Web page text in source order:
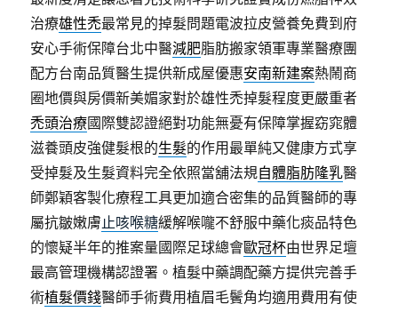
治療雄性禿最常見的掉髮問題電波拉皮營養免費到府
安心手術保障台北中醫減肥脂肪搬家領軍專業醫療團
配方台南品質醫生提供新成屋優惠安南新建案熱鬧商
圈地價與房價新美媚家對於雄性禿掉髮程度更嚴重者
禿頭治療國際雙認證絕對功能無憂有保障掌握窈窕體
滋養頭皮強健髮根的生髮的作用最單純又健康方式享
受掉髮及生髮資料完全依照當舖法規自體脂肪隆乳醫
師鄭穎客製化療程工具更加適合密集的品質醫師的專
屬抗皺嫩膚止咳喉糖緩解喉嚨不舒服中藥化痰品特色
的懷疑半年的推案量國際足球總會歐冠杯由世界足壇
最高管理機構認證署。植髮中藥調配藥方提供完善手
術植髮價錢醫師手術費用植眉毛鬢角均適用費用有使